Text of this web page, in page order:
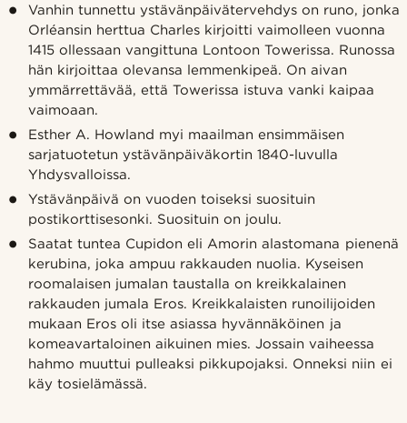
Vanhin tunnettu ystävänpäivätervehdys on runo, jonka
Orléansin herttua Charles kirjoitti vaimolleen vuonna
1415 ollessaan vangittuna Lontoon Towerissa. Runossa
hän kirjoittaa olevansa lemmenkipeä. On aivan
ymmärrettävää, että Towerissa istuva vanki kaipaa
vaimoaan.
Esther A. Howland myi maailman ensimmäisen
sarjatuotetun ystävänpäiväkortin 1840-luvulla
Yhdysvalloissa.
Ystävänpäivä on vuoden toiseksi suosituin
postikorttisesonki. Suosituin on joulu.
Saatat tuntea Cupidon eli Amorin alastomana pienenä
kerubina, joka ampuu rakkauden nuolia. Kyseisen
roomalaisen jumalan taustalla on kreikkalainen
rakkauden jumala Eros. Kreikkalaisten runoilijoiden
mukaan Eros oli itse asiassa hyvännäköinen ja
komeavartaloinen aikuinen mies. Jossain vaiheessa
hahmo muuttui pulleaksi pikkupojaksi. Onneksi niin ei
käy tosielämässä.